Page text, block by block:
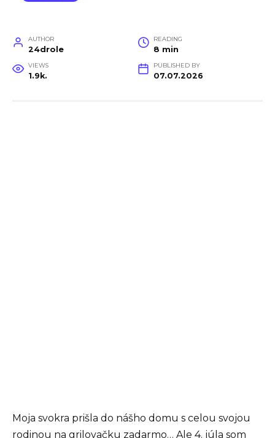
AUTHOR
24drole
READING
8 min
VIEWS
1.9k.
PUBLISHED BY
07.07.2026
Moja svokra prišla do nášho domu s celou svojou
rodinou na grilovačku zadarmo… Ale 4. júla som